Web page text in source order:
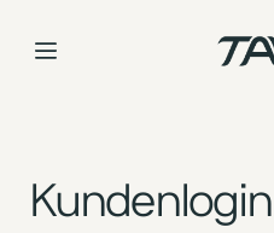
Inhalt
Kundenlogin